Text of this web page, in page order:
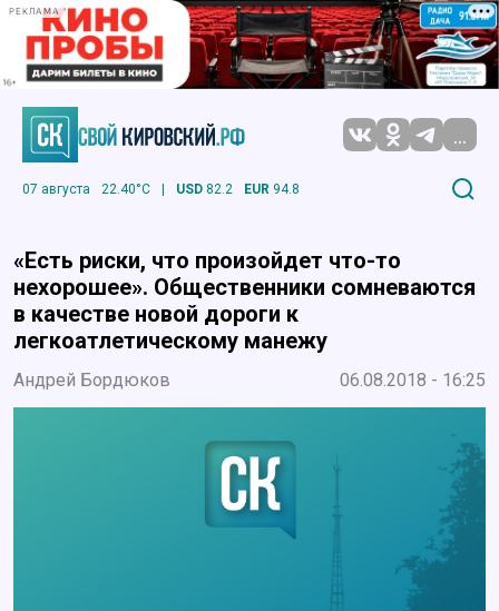
РЕКЛАМА
...
07 августа 22.40°C | USD 82.2 EUR 94.8
«Есть риски, что произойдет что-то
нехорошее». Общественники сомневаются
в качестве новой дороги к
легкоатлетическому манежу
Андрей Бордюков 06.08.2018 - 16:25